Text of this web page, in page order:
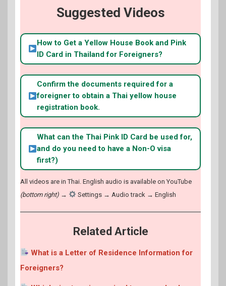
Suggested Videos
How to Get a Yellow House Book and Pink
ID Card in Thailand for Foreigners?
Confirm the documents required for a
foreigner to obtain a Thai yellow house
registration book.
What can the Thai Pink ID Card be used for,
and do you need to have a Non-O visa
first?)
All videos are in Thai. English audio is available on YouTube
(bottom right) → Settings → Audio track → English
Related Article
What is a Letter of Residence Information for
Foreigners?